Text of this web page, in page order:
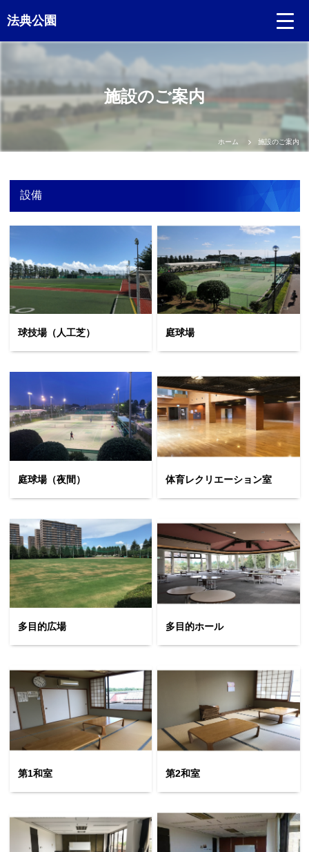
法典公園
Language
日本語
中文（繁体）
한글
Portugues
お問合せフォーム
Webアクセシビリティについて
文字サイズ 中
施設のご案内
ホーム 施設のご案内
設備
球技場（人工芝） 庭球場
庭球場（夜間） 体育レクリエーション室
多目的広場 多目的ホール
第1和室 第2和室